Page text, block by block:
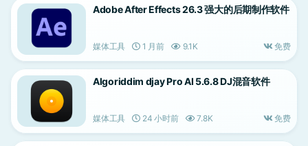
Adobe After Effects 26.3 强大的后期制作软件
媒体工具 1 月前 9.1K 免费
Algoriddim djay Pro AI 5.6.8 DJ混音软件
媒体工具 24 小时前 7.8K 免费